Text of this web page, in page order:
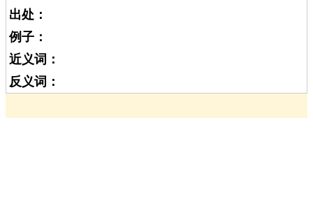
出处：
例子：
近义词：
反义词：